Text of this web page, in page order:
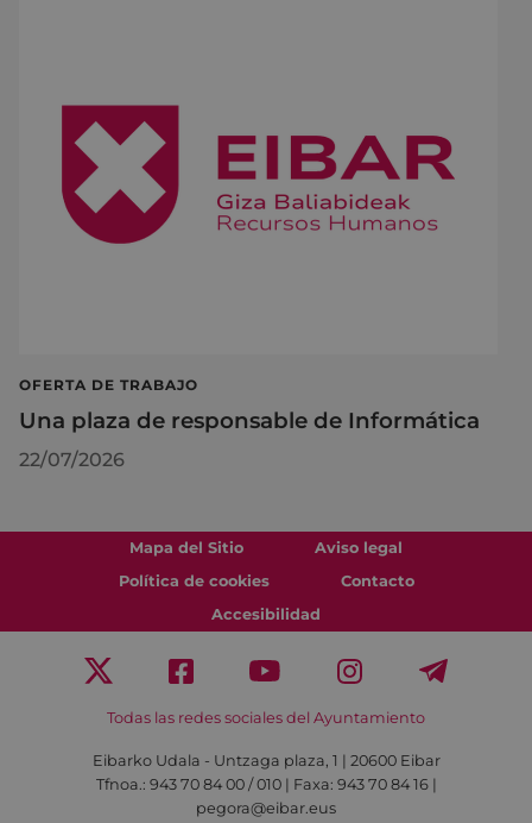
OFERTA DE TRABAJO
Una plaza de responsable de Informática
22/07/2026
Mapa del Sitio
Aviso legal
Política de cookies
Contacto
Accesibilidad
Todas las redes sociales del Ayuntamiento
Eibarko Udala - Untzaga plaza, 1 | 20600 Eibar
Tfnoa.: 943 70 84 00 / 010 | Faxa: 943 70 84 16 |
pegora@eibar.eus